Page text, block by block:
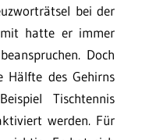
bei der
hatte er immer
Doch
Hälfte des Gehirns
Tischtennis
werden. Für